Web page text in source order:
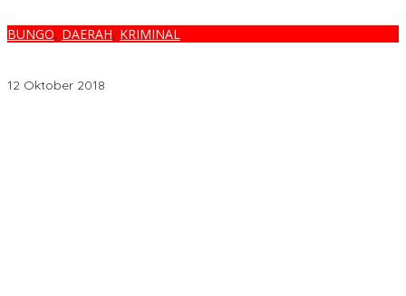
BUNGO, DAERAH, KRIMINAL
12 Oktober 2018